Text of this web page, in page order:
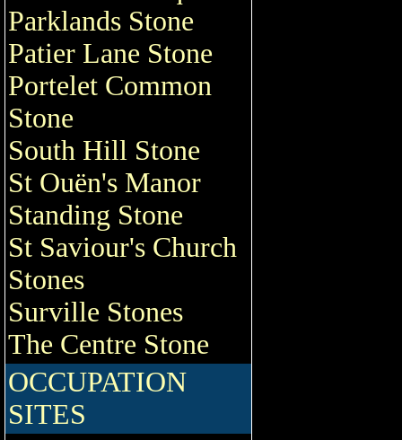
Parklands Stone
Patier Lane Stone
Portelet Common
Stone
South Hill Stone
St Ouën's Manor
Standing Stone
St Saviour's Church
Stones
Surville Stones
The Centre Stone
OCCUPATION
SITES